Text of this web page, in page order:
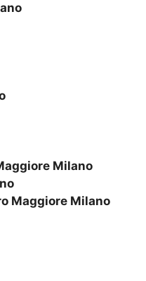
Milano
Maggiore Milano